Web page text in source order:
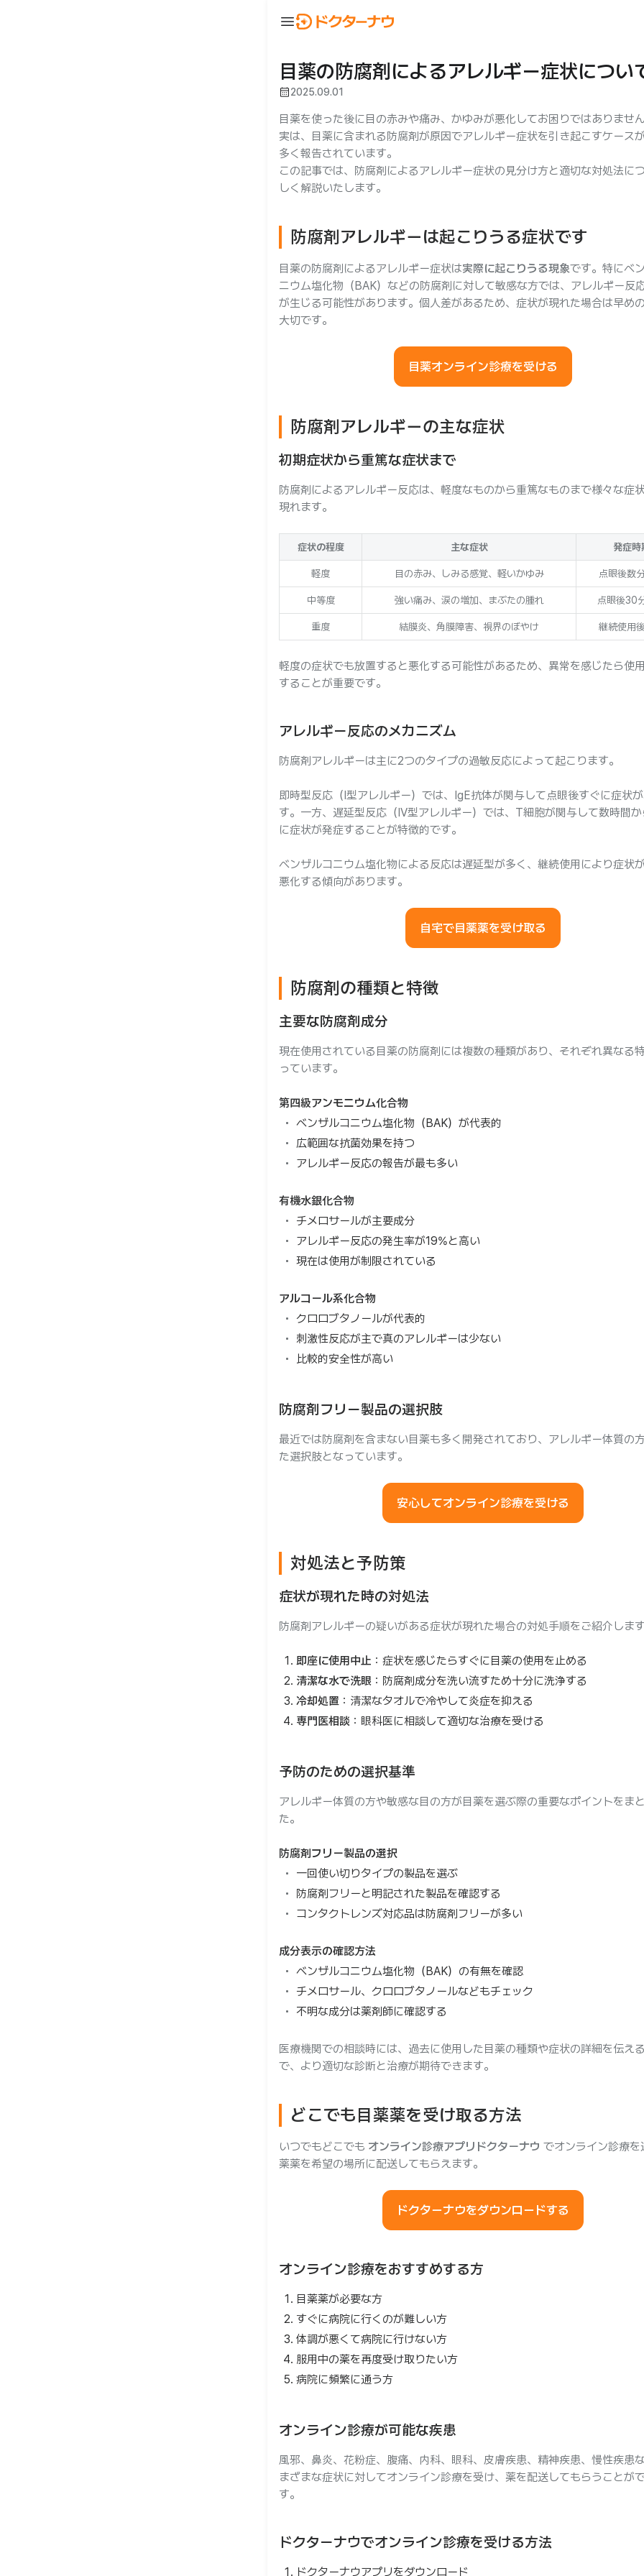
menu
目薬の防腐剤によるアレルギー症状につい
calendar_month2025.09.01
目薬を使った後に目の赤みや痛み、かゆみが悪化してお困りではありませ
実は、目薬に含まれる防腐剤が原因でアレルギー症状を引き起こすケース
多く報告されています。
この記事では、防腐剤によるアレルギー症状の見分け方と適切な対処法に
しく解説いたします。
防腐剤アレルギーは起こりうる症状です
目薬の防腐剤によるアレルギー症状は実際に起こりうる現象です。特にベ
ニウム塩化物（BAK）などの防腐剤に対して敏感な方では、アレルギー反
が生じる可能性があります。個人差があるため、症状が現れた場合は早め
大切です。
目薬オンライン診療を受ける
防腐剤アレルギーの主な症状
初期症状から重篤な症状まで
防腐剤によるアレルギー反応は、軽度なものから重篤なものまで様々な症
現れます。
症状の程度 主な症状 発症時
軽度 目の赤み、しみる感覚、軽いかゆみ 点眼後数
中等度 強い痛み、涙の増加、まぶたの腫れ 点眼後30
重度 結膜炎、角膜障害、視界のぼやけ 継続使用
軽度の症状でも放置すると悪化する可能性があるため、異常を感じたら使
することが重要です。
アレルギー反応のメカニズム
防腐剤アレルギーは主に2つのタイプの過敏反応によって起こります。
即時型反応（I型アレルギー）では、IgE抗体が関与して点眼後すぐに症状
す。一方、遅延型反応（IV型アレルギー）では、T細胞が関与して数時間
に症状が発症することが特徴的です。
ベンザルコニウム塩化物による反応は遅延型が多く、継続使用により症状
悪化する傾向があります。
自宅で目薬薬を受け取る
防腐剤の種類と特徴
主要な防腐剤成分
現在使用されている目薬の防腐剤には複数の種類があり、それぞれ異なる
っています。
第四級アンモニウム化合物
ベンザルコニウム塩化物（BAK）が代表的
広範囲な抗菌効果を持つ
アレルギー反応の報告が最も多い
有機水銀化合物
チメロサールが主要成分
アレルギー反応の発生率が19%と高い
現在は使用が制限されている
アルコール系化合物
クロロブタノールが代表的
刺激性反応が主で真のアレルギーは少ない
比較的安全性が高い
防腐剤フリー製品の選択肢
最近では防腐剤を含まない目薬も多く開発されており、アレルギー体質の
た選択肢となっています。
安心してオンライン診療を受ける
対処法と予防策
症状が現れた時の対処法
防腐剤アレルギーの疑いがある症状が現れた場合の対処手順をご紹介しま
即座に使用中止 ：症状を感じたらすぐに目薬の使用を止める
清潔な水で洗眼 ：防腐剤成分を洗い流すため十分に洗浄する
冷却処置 ：清潔なタオルで冷やして炎症を抑える
専門医相談 ：眼科医に相談して適切な治療を受ける
予防のための選択基準
アレルギー体質の方や敏感な目の方が目薬を選ぶ際の重要なポイントをま
た。
防腐剤フリー製品の選択
一回使い切りタイプの製品を選ぶ
防腐剤フリーと明記された製品を確認する
コンタクトレンズ対応品は防腐剤フリーが多い
成分表示の確認方法
ベンザルコニウム塩化物（BAK）の有無を確認
チメロサール、クロロブタノールなどもチェック
不明な成分は薬剤師に確認する
医療機関での相談時には、過去に使用した目薬の種類や症状の詳細を伝え
で、より適切な診断と治療が期待できます。
どこでも目薬薬を受け取る方法
いつでもどこでも オンライン診療アプリドクターナウ でオンライン診療を
薬薬を希望の場所に配送してもらえます。
ドクターナウをダウンロードする
オンライン診療をおすすめする方
目薬薬が必要な方
すぐに病院に行くのが難しい方
体調が悪くて病院に行けない方
服用中の薬を再度受け取りたい方
病院に頻繁に通う方
オンライン診療が可能な疾患
風邪、鼻炎、花粉症、腹痛、内科、眼科、皮膚疾患、精神疾患、慢性疾患
まざまな症状に対してオンライン診療を受け、薬を配送してもらうことが
す。
ドクターナウでオンライン診療を受ける方法
ドクターナウアプリをダウンロード